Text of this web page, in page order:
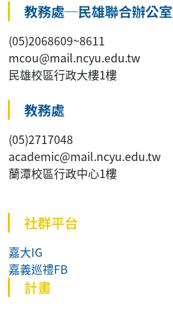
教務處─民雄聯合辦公室
(05)2068609~8611
mcou@mail.ncyu.edu.tw
民雄校區行政大樓1樓
教務處
(05)2717048
academic@mail.ncyu.edu.tw
蘭潭校區行政中心1樓
社群平台
嘉大IG
嘉義巡禮FB
計畫